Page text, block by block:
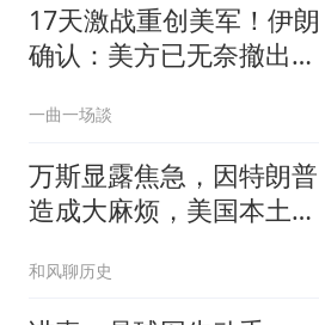
17天激战重创美军！伊朗
确认：美方已无奈撤出两
一曲一场談
万斯显露焦急，因特朗普
造成大麻烦，美国本土有
和风聊历史